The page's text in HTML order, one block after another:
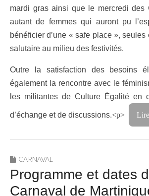
mardi gras ainsi que le mercredi des
autant de femmes qui auront pu
bénéficier d’une « safe place »,
salutaire au milieu des festivités.
Outre la satisfaction des besoins
également la rencontre avec le
les militantes de Culture Égalité en
d’échange et de discussions.<p>
CARNAVAL
Programme et dates
Carnaval de